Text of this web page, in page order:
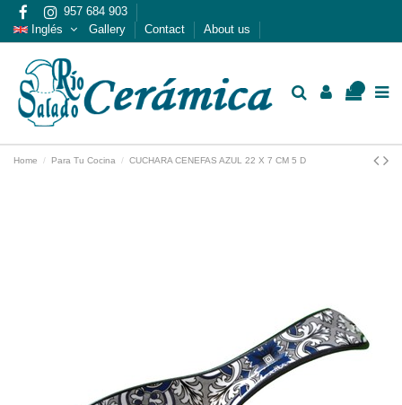
957 684 903
Inglés
Gallery Contact About us
Home Para Tu Cocina CUCHARA CENEFAS AZUL 22 X 7 CM 5 D